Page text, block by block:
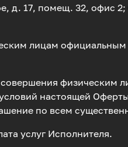
д. 17, помещ. 32, офис
лицам
физическим
настоящей
по всем
услуг Исполнителя.